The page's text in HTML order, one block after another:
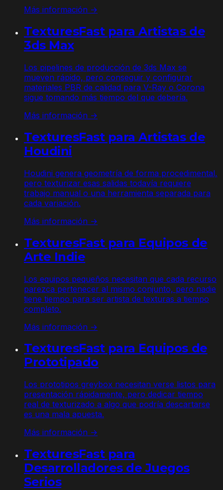
Más información →
TexturesFast para Artistas de
3ds Max
Los pipelines de producción de 3ds Max se
mueven rápido, pero conseguir y configurar
materiales PBR de calidad para V-Ray o Corona
sigue tomando más tiempo del que debería.
Más información →
TexturesFast para Artistas de
Houdini
Houdini genera geometría de forma procedimental,
pero texturizar esas salidas todavía requiere
trabajo manual o una herramienta separada para
cada variación.
Más información →
TexturesFast para Equipos de
Arte Indie
Los equipos pequeños necesitan que cada recurso
parezca pertenecer al mismo conjunto, pero nadie
tiene tiempo para ser artista de texturas a tiempo
completo.
Más información →
TexturesFast para Equipos de
Prototipado
Los prototipos greybox necesitan verse listos para
presentación rápidamente, pero dedicar tiempo
real de texturizado a algo que podría descartarse
es una mala apuesta.
Más información →
TexturesFast para
Desarrolladores de Juegos
Serios